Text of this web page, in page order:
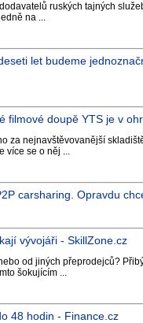
ruských tajných
na ...
let budeme
filmové doupě YTS je v
za nejnavštěvovanější
více se o něj ...
carsharing. Opravdu
vývojáři - SkillZone.cz
od jiných přeprodejců?
šokujícím ...
48 hodin - Finance.cz